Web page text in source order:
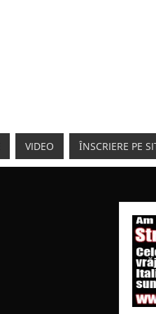
VIDEO ÎNSCRIERE PE